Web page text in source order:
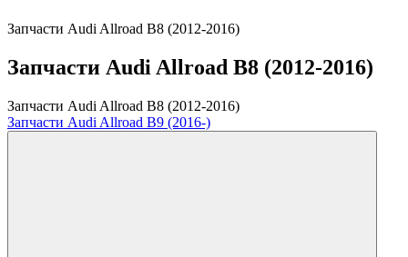
Запчасти Audi Allroad B8 (2012-2016)
Запчасти Audi Allroad B8 (2012-2016)
Запчасти Audi Allroad B8 (2012-2016)
Запчасти Audi Allroad B9 (2016-)